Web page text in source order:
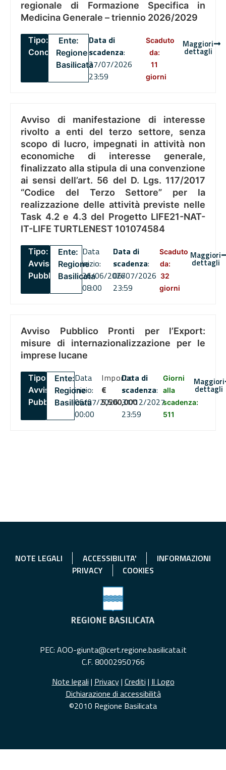
regionale di Formazione Specifica in
Medicina Generale – triennio 2026/2029
Tipo:
Concorsi
Ente:
Regione
Basilicata
Data di
scadenza:
27/07/2026
23:59
Scaduto
da:
11
giorni
Maggiori
dettagli
Avviso di manifestazione di interesse
rivolto a enti del terzo settore, senza
scopo di lucro, impegnati in attività non
economiche di interesse generale,
finalizzato alla stipula di una convenzione
ai sensi dell’art. 56 del D. Lgs. 117/2017
“Codice del Terzo Settore” per la
realizzazione delle attività previste nelle
Task 4.2 e 4.3 del Progetto LIFE21-NAT-
IT-LIFE TURTLENEST 101074584
Tipo:
Avviso
Pubblico
Ente:
Regione
Basilicata
Data
inizio:
26/06/2026
08:00
Data di
scadenza:
06/07/2026
23:59
Scaduto
da:
32
giorni
Maggiori
dettagli
Avviso Pubblico Pronti per l’Export:
misure di internazionalizzazione per le
imprese lucane
Tipo:
Avviso
Pubblico
Ente:
Regione
Basilicata
Data
inizio:
06/07/2026
00:00
Importo
€
5,500,000
Data di
scadenza:
31/12/2027
23:59
Giorni
alla
scadenza:
511
Maggiori
dettagli
NOTE LEGALI ACCESSIBILITA'
INFORMAZIONI
PRIVACY
COOKIES
PEC: AOO-giunta@cert.regione.basilicata.it
C.F. 80002950766
Note legali | Privacy| Crediti | Il Logo
Dichiarazione di accessibilità
©2010 Regione Basilicata